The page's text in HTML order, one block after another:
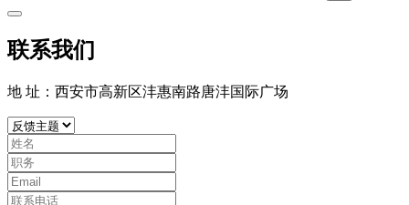
联系我们
地 址：西安市高新区沣惠南路唐沣国际广场